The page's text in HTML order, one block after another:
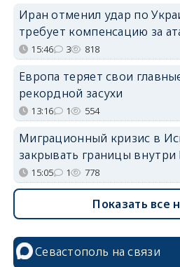
Иран отменил удар по
требует компенсацию за
15:46 3 818
Европа теряет свои
рекордной засухи
13:16 1 554
Миграционный кризис в
закрывать границы
15:05 1 778
Показать все
Севастополь на связи